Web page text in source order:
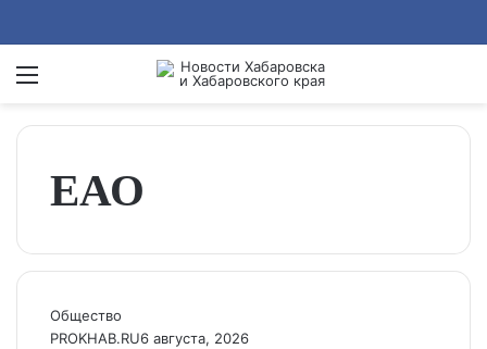
Menu
ЕАО
Общество
PROKHAB.RU6 августа, 2026